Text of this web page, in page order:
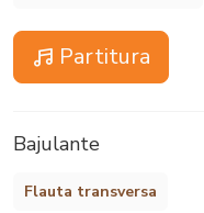
Partitura
Bajulante
Flauta transversa